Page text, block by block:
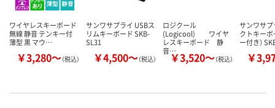
ワイヤレスキーボード
無線 静音 テンキー付
薄型 黒 マウ…
￥3,280～（税込）
サンワサプライ USBス
リムキーボード SKB-
SL31
￥4,500～（税込）
ロジクール
(Logicool) ワイヤ
レスキーボード 静
音…￥3,520～（税込）
サンワサ
クトキーボ
ー付き）
￥